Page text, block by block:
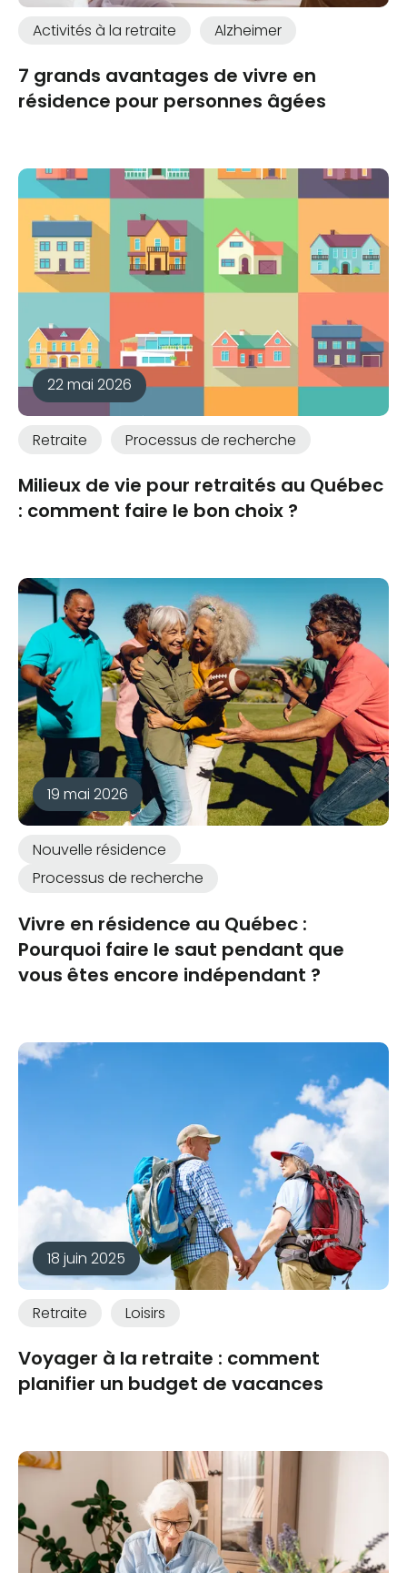
Activités à la retraite Alzheimer
7 grands avantages de vivre en
résidence pour personnes âgées
22 mai 2026
Retraite Processus de recherche
Milieux de vie pour retraités au Québec
: comment faire le bon choix ?
19 mai 2026
Nouvelle résidence
Processus de recherche
Vivre en résidence au Québec :
Pourquoi faire le saut pendant que
vous êtes encore indépendant ?
18 juin 2025
Retraite Loisirs
Voyager à la retraite : comment
planifier un budget de vacances